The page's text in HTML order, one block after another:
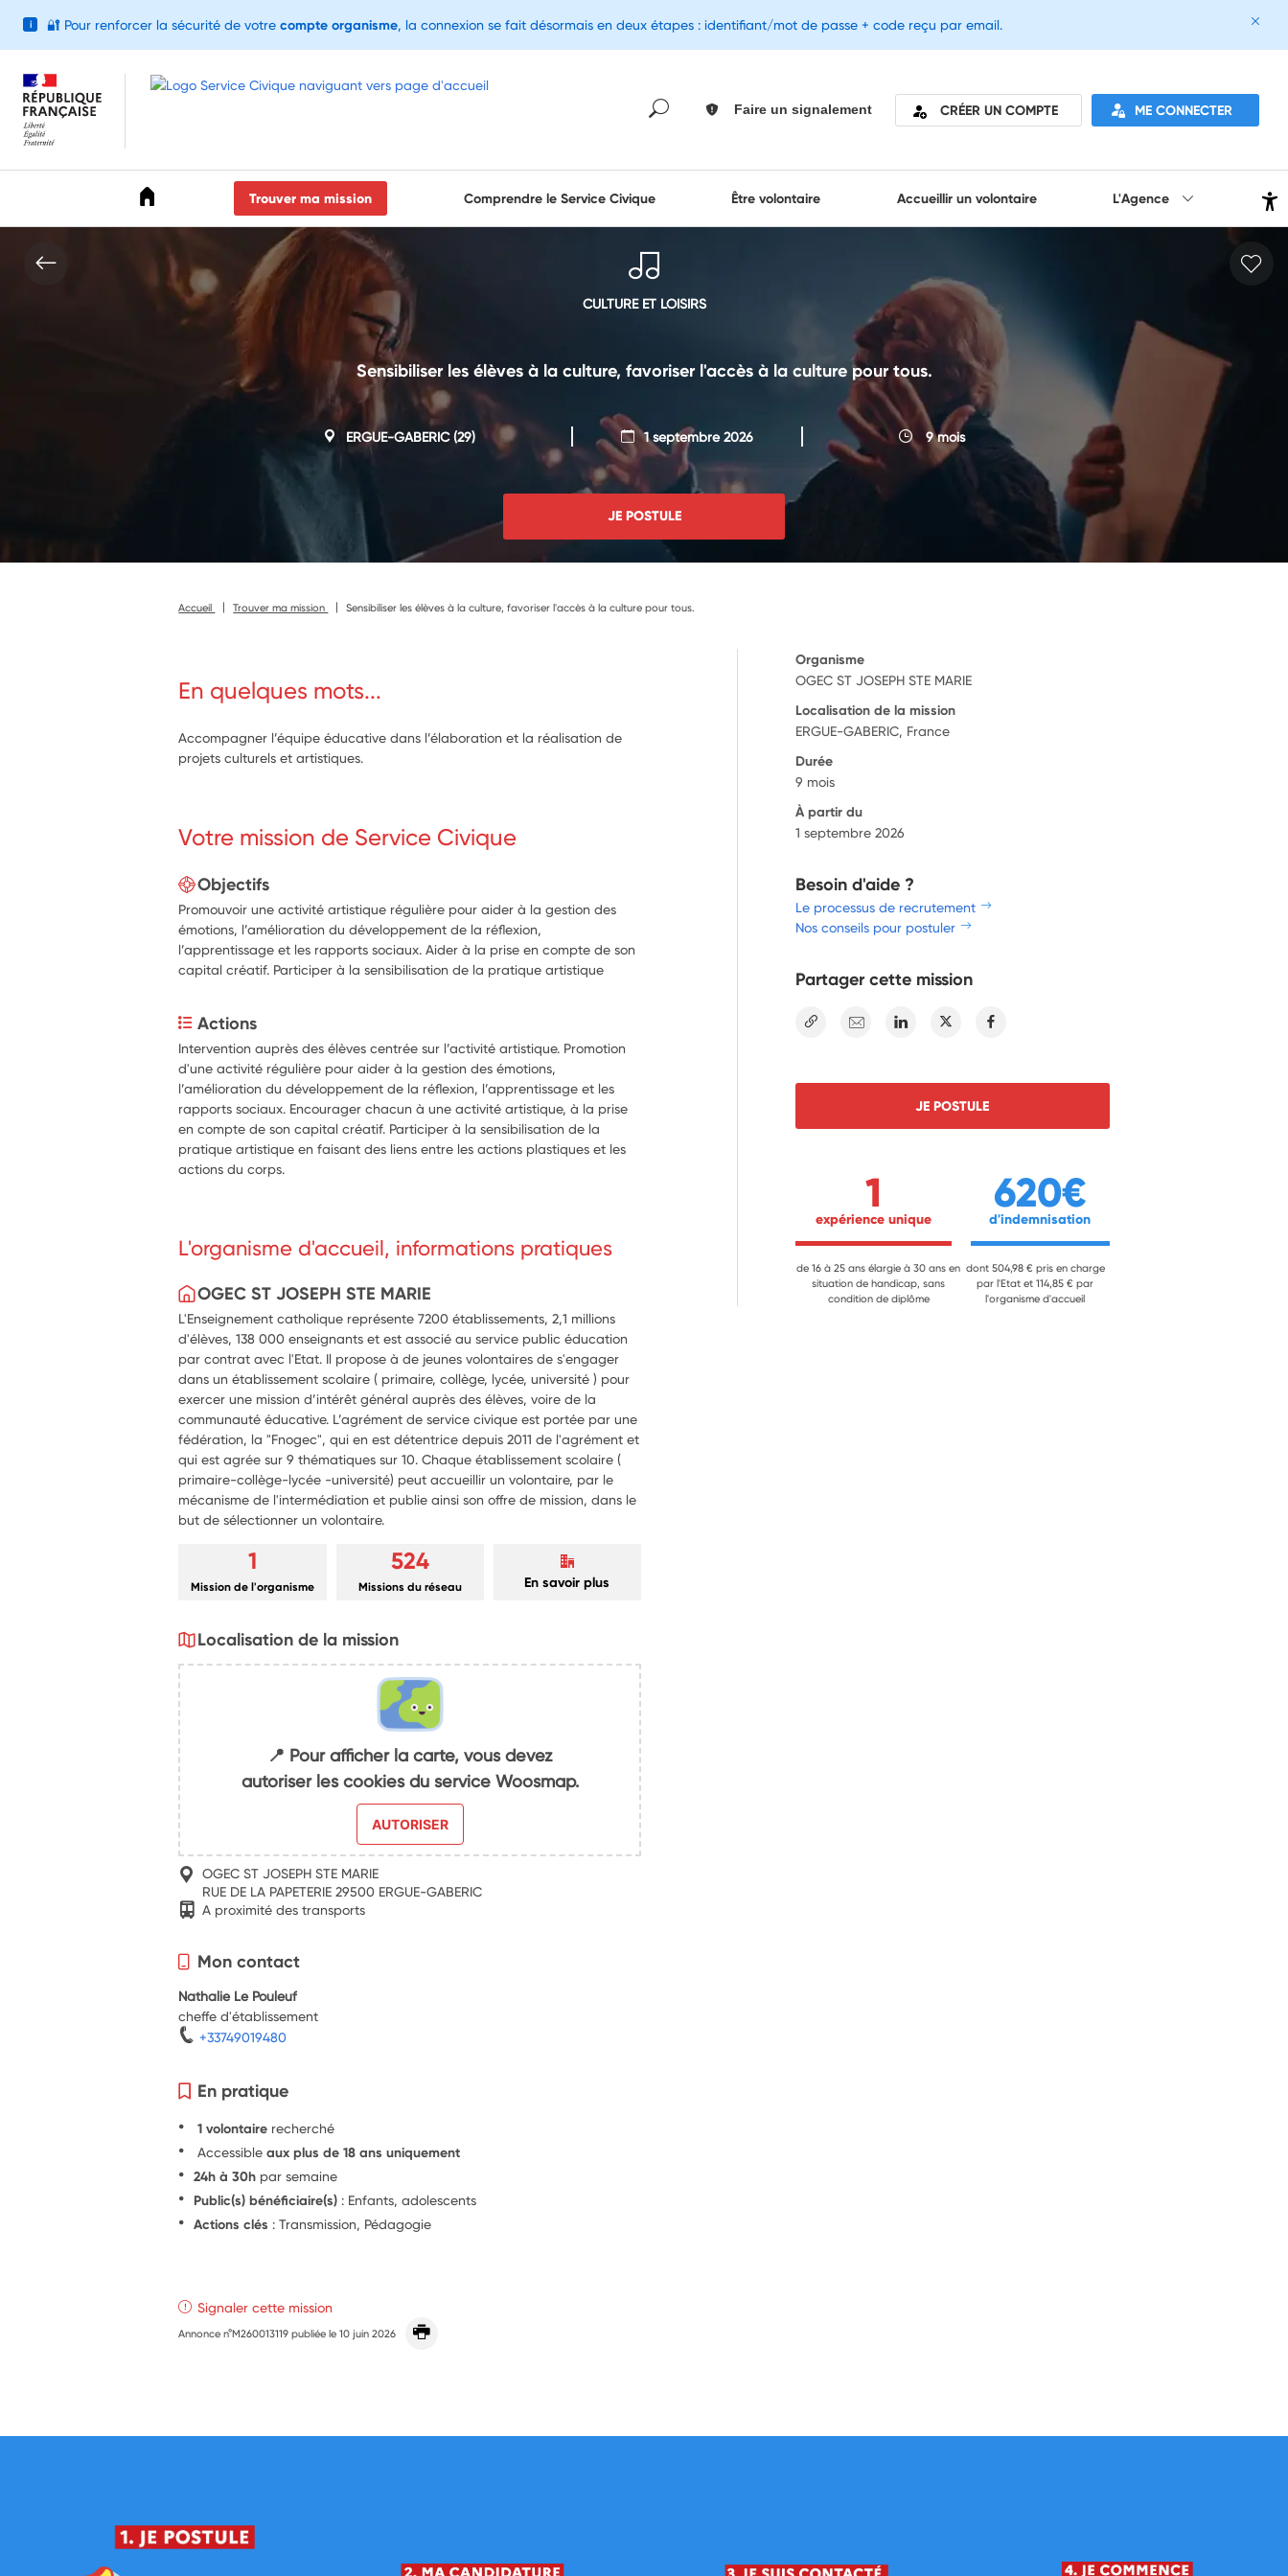
Faire un signalement CRÉER UN COMPTE ME CONNECTER
Trouver ma mission Comprendre le Service Civique Être volontaire Accueillir un volontaire L'Agence
CULTURE ET LOISIRS
Sensibiliser les élèves à la culture, favoriser l'accès à la culture pour tous.
ERGUE-GABERIC(29) 1 septembre 2026 9 mois
JE POSTULE
Accueil Trouver ma mission Sensibiliser les élèves à la culture, favoriser l'accès à la culture pour tous.
En quelques mots...
Accompagner l’équipe éducative dans l’élaboration et la réalisation de
projets culturels et artistiques.
Votre mission de Service Civique
Objectifs
Promouvoir une activité artistique régulière pour aider à la gestion des
émotions, l’amélioration du développement de la réflexion,
l’apprentissage et les rapports sociaux. Aider à la prise en compte de son
capital créatif. Participer à la sensibilisation de la pratique artistique
Actions
Intervention auprès des élèves centrée sur l’activité artistique. Promotion
d'une activité régulière pour aider à la gestion des émotions,
l’amélioration du développement de la réflexion, l’apprentissage et les
rapports sociaux. Encourager chacun à une activité artistique, à la prise
en compte de son capital créatif. Participer à la sensibilisation de la
pratique artistique en faisant des liens entre les actions plastiques et les
actions du corps.
L'organisme d'accueil, informations pratiques
OGEC ST JOSEPH STE MARIE
L'Enseignement catholique représente 7200 établissements, 2,1 millions
d'élèves, 138 000 enseignants et est associé au service public éducation
par contrat avec l'Etat. Il propose à de jeunes volontaires de s'engager
dans un établissement scolaire ( primaire, collège, lycée, université ) pour
exercer une mission d’intérêt général auprès des élèves, voire de la
communauté éducative. L’agrément de service civique est portée par une
fédération, la "Fnogec", qui en est détentrice depuis 2011 de l'agrément et
qui est agrée sur 9 thématiques sur 10. Chaque établissement scolaire (
primaire-collège-lycée -université) peut accueillir un volontaire, par le
mécanisme de l'intermédiation et publie ainsi son offre de mission, dans le
but de sélectionner un volontaire.
1
Mission de l'organisme
524
Missions du réseau En savoir plus
Localisation de la mission
📍 Pour afficher la carte, vous devez
autoriser les cookies du service Woosmap.
AUTORISER
OGEC ST JOSEPH STE MARIE
RUE DE LA PAPETERIE 29500 ERGUE-GABERIC
A proximité des transports
Mon contact
Nathalie Le Pouleuf
cheffe d'établissement
+33749019480
En pratique
1 volontaire recherché
Accessibleaux plus de 18 ans uniquement
24h à 30h par semaine
Public(s) bénéficiaire(s) : Enfants, adolescents
Actions clés : Transmission, Pédagogie
Signaler cette mission
Annonce n°M260013119 publiée le10 juin 2026
Organisme
OGEC ST JOSEPH STE MARIE
Localisation de la mission
ERGUE-GABERIC, France
Durée
9 mois
À partir du
1 septembre 2026
Besoin d'aide ?
Le processus de recrutement
Nos conseils pour postuler
Partager cette mission
E-mail Linkedin Twitter
JE POSTULE
1
expérience unique
de 16 à 25 ans élargie à 30 ans en
situation de handicap, sans
condition de diplôme
620€
d'indemnisation
dont 504,98 € pris en charge
par l'Etat et 114,85 € par
l'organisme d'accueil
i 🔐 Pour renforcer la sécurité de votre compte organisme, la connexion se fait désormais en deux étapes : identifiant/mot de passe + code reçu par email.